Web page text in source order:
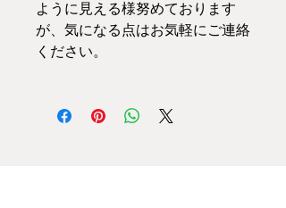
ように見える様努めております
が、気になる点はお気軽にご連絡
ください。